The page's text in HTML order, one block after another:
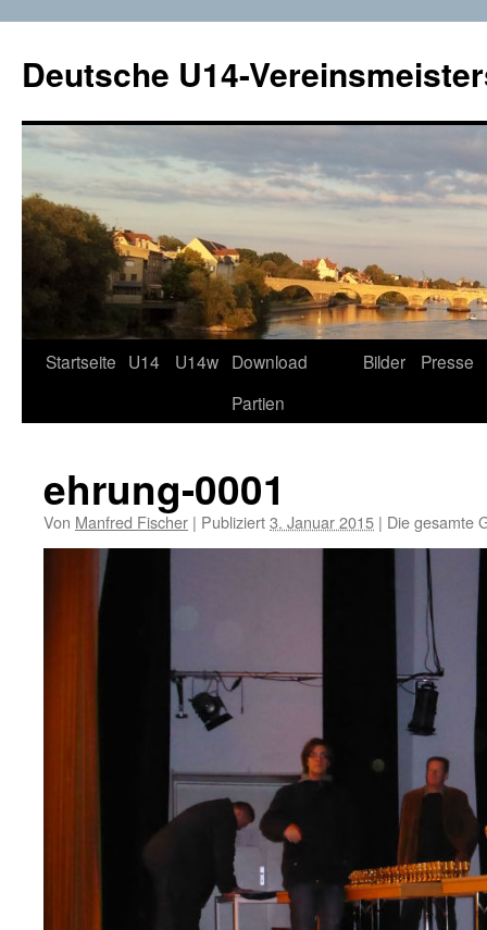
Deutsche U14-
Zum
Startseite U14 U14w Download
Partien
Bilder Presse
ehrung-0001
Von Manfred Fischer | Publiziert3. Januar 2015 | Die gesamte